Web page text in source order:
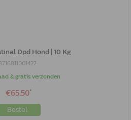
Dpd Hond | 10 Kg
& gratis verzonden
€65.50*
Bestel